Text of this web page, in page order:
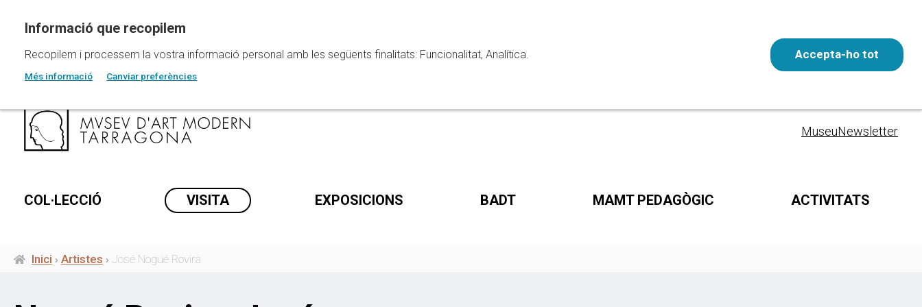
Entrada gratuïta
CAT
MuseuNewsletter
COL·LECCIÓ VISITA EXPOSICIONS BADT MAMT PEDAGÒGIC ACTIVITATS
Fil
Inici Artistes José Nogué Rovira
Recopilem i processem la vostra informació personal amb les següents finalitats: Funcionalitat, Analítica.
Més informació Canviar preferències
Accepta-ho tot